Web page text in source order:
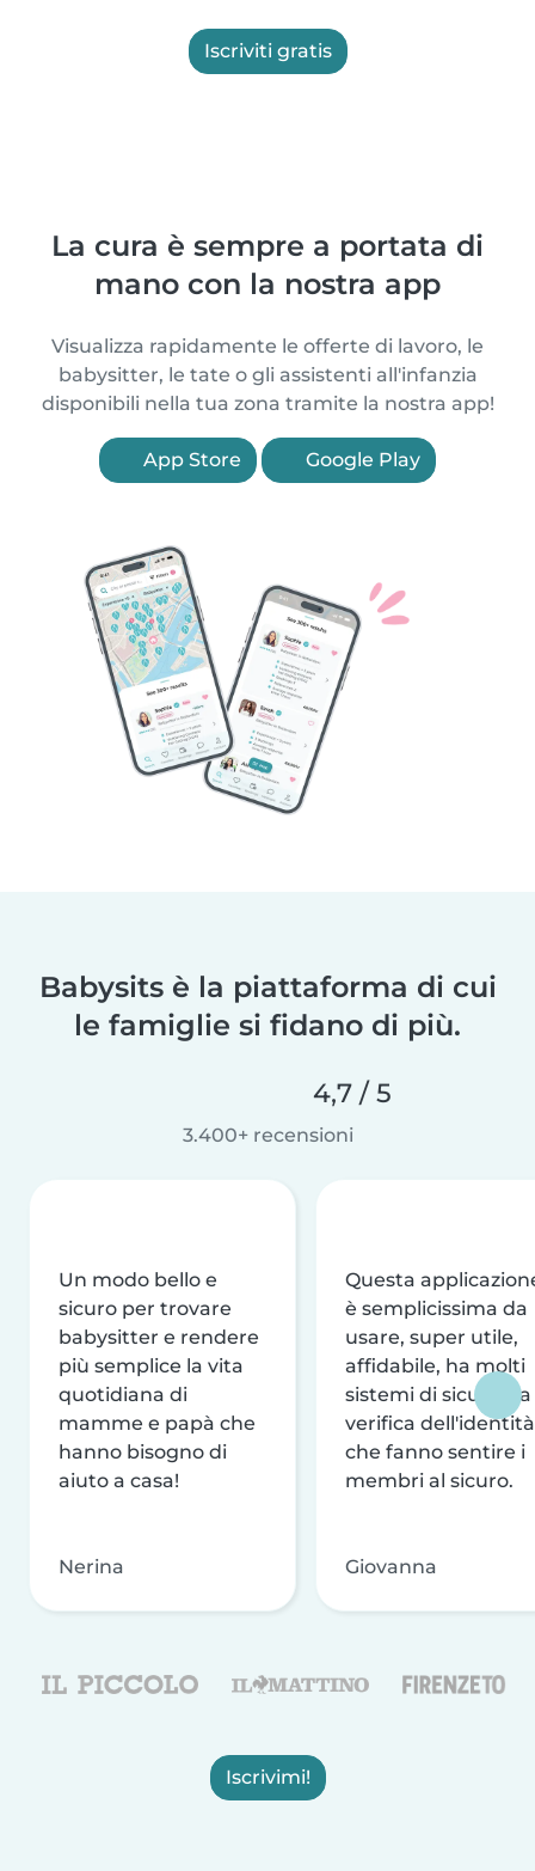
Iscriviti gratis
La cura è sempre a portata di
mano con la nostra app
Visualizza rapidamente le offerte di lavoro, le
babysitter, le tate o gli assistenti all'infanzia
disponibili nella tua zona tramite la nostra app!
App Store Google Play
Babysits è la piattaforma di cui
le famiglie si fidano di più.
4,7 / 5
3.400+ recensioni
Un modo bello e
sicuro per trovare
babysitter e rendere
più semplice la vita
quotidiana di
mamme e papà che
hanno bisogno di
aiuto a casa!
Nerina
Questa
è semplicissima da
usare, super utile,
affidabile, ha molti
sistemi di sicurezza
verifica dell'identità
che fanno sentire i
membri al sicuro.
Giovanna
Iscrivimi!